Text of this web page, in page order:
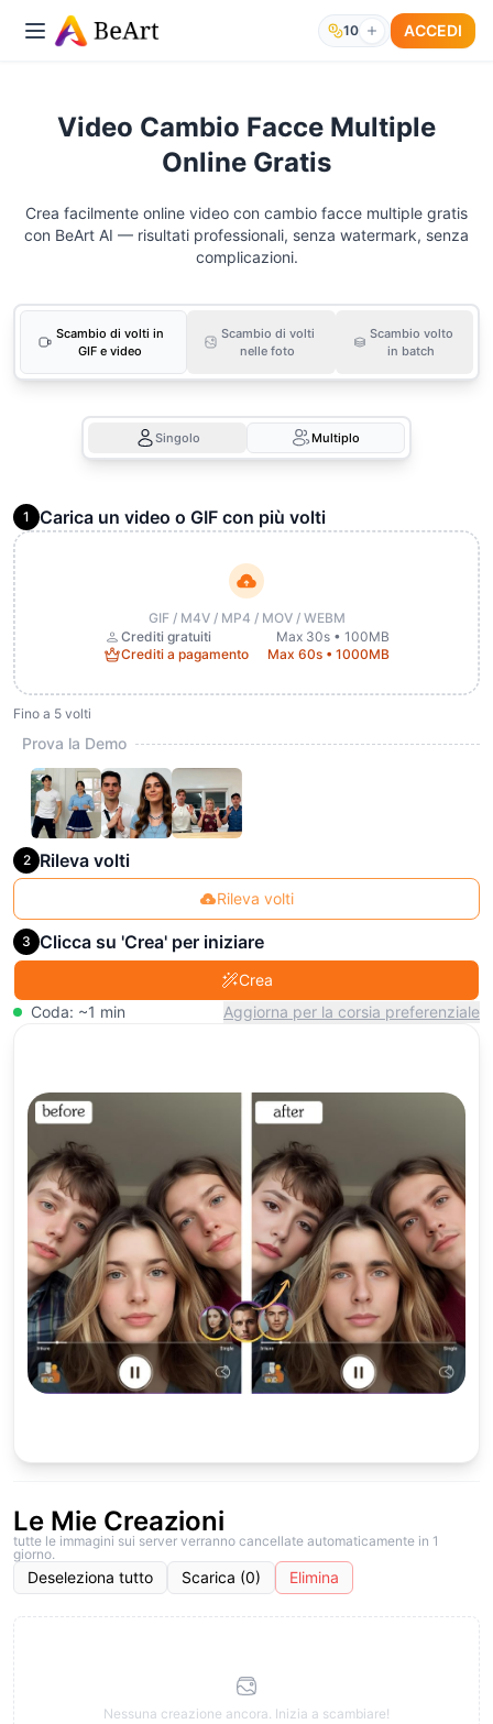
10 ACCEDI
Video Cambio Facce Multiple
Online Gratis
Crea facilmente online video con cambio facce multiple gratis
con BeArt AI — risultati professionali, senza watermark, senza
complicazioni.
Scambio di volti in
GIF e video
Scambio di volti
nelle foto
Scambio volto
in batch
Singolo Multiplo
1 Carica un video o GIF con più volti
GIF / M4V / MP4 / MOV / WEBM
Crediti gratuiti
Max 30s • 100MB
Crediti a pagamento
Max 60s • 1000MB
Fino a 5 volti
Prova la Demo
2 Rileva volti
Rileva volti
3 Clicca su 'Crea' per iniziare
Crea
Coda: ~1 min
Aggiorna per la corsia preferenziale
Le Mie Creazioni
tutte le immagini sui server verranno cancellate automaticamente in 1
giorno.
Deseleziona tutto Scarica (0) Elimina
Nessuna creazione ancora. Inizia a scambiare!